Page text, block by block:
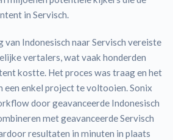
in Servisch.
Indonesisch naar Servisch vereiste
vertalers, wat vaak honderden
kostte. Het proces was traag en het
een enkel project te voltooien. Sonix
door geavanceerde Indonesisch
met geavanceerde Servisch
resultaten in minuten in plaats